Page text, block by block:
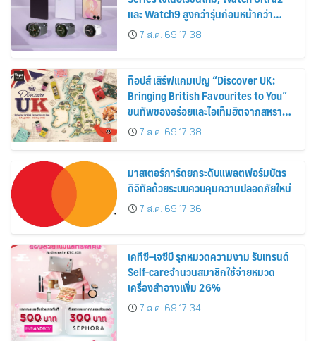
และ Watch9 สูงกว่ารุ่นก่อนหน้ากว่า
30%7 ส.ค. 69 17:38
ท็อปส์ เสิร์ฟแคมเปญ “Discover UK:
Bringing British Favourites to You”
ขนทัพของอร่อยและไอเท็มฮิตจากสหราช
อาณาจักร ส่งตรงถึงมือตั้งแต่วันนี้ – 18
สิงหาคมนี้
7 ส.ค. 69 17:38
มาสเตอร์การ์ดยกระดับแพลตฟอร์มบัตร
ดิจิทัลด้วยระบบควบคุมความปลอดภัยใหม่
7 ส.ค. 69 17:36
เคทีซี–เจซีบี รุกหมวดความงาม รับเทรนด์
Self-careจำนวนสมาชิกใช้จ่ายหมวด
เครื่องสำอางเพิ่ม 26%
7 ส.ค. 69 17:34